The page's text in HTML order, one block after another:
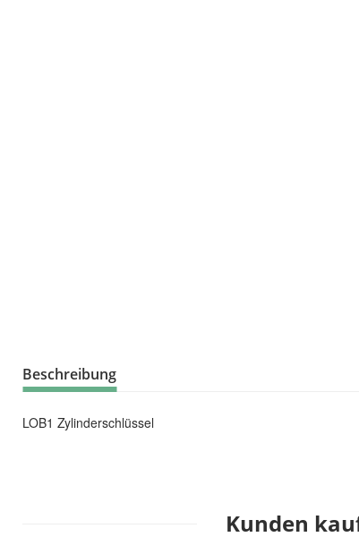
Beschreibung
LOB1 Zylinderschlüssel
Kunden